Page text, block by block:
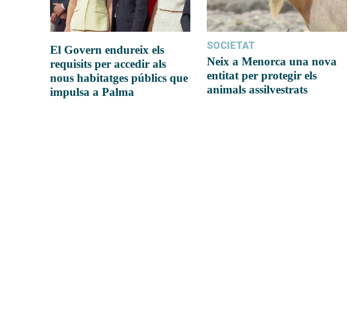
El Govern endureix els
requisits per accedir als
nous habitatges públics que
impulsa a Palma
SOCIETAT
Neix a Menorca una nova
entitat per protegir els
animals assilvestrats